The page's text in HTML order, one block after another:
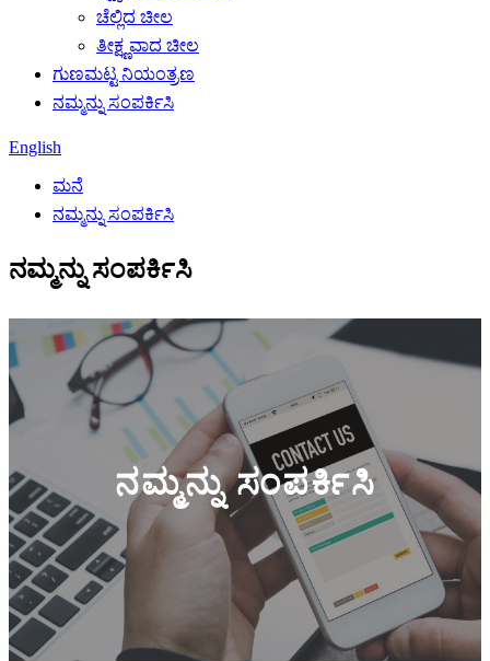
ಚೆಲ್ಲಿದ ಚೀಲ
ತೀಕ್ಷ್ಣವಾದ ಚೀಲ
ಗುಣಮಟ್ಟ ನಿಯಂತ್ರಣ
ನಮ್ಮನ್ನು ಸಂಪರ್ಕಿಸಿ
English
ಮನೆ
ನಮ್ಮನ್ನು ಸಂಪರ್ಕಿಸಿ
ನಮ್ಮನ್ನು ಸಂಪರ್ಕಿಸಿ
ನಮ್ಮನ್ನು ಸಂಪರ್ಕಿಸಿ